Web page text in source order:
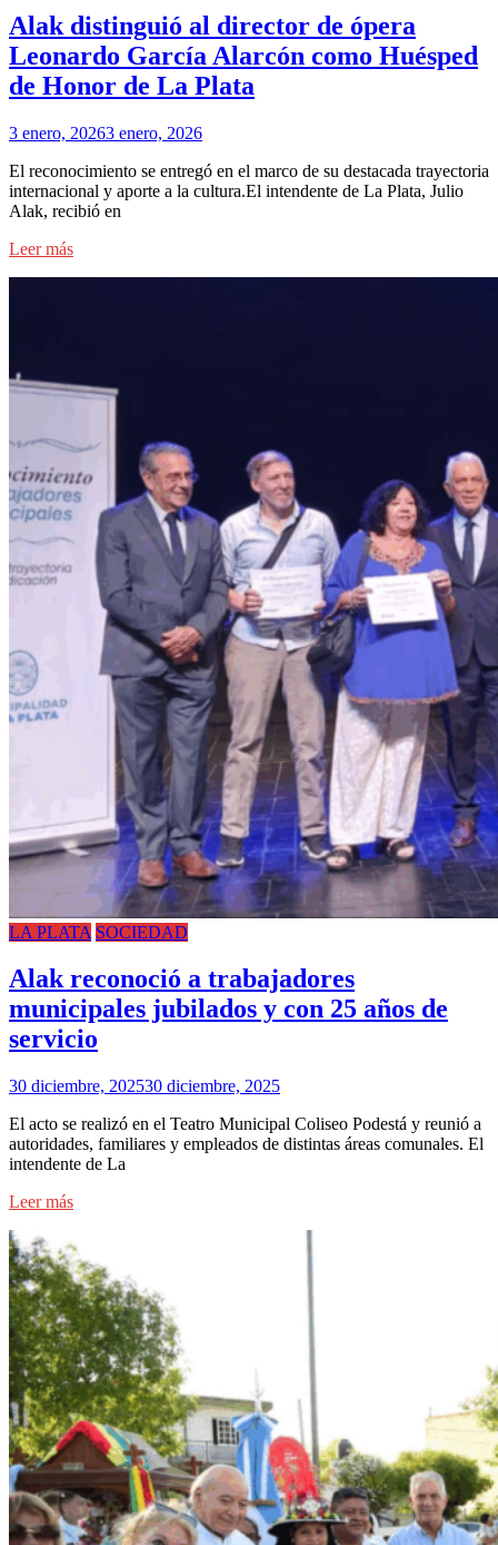
Alak distinguió al director de ópera
Leonardo García Alarcón como Huésped
de Honor de La Plata
3 enero, 20263 enero, 2026
El reconocimiento se entregó en el marco de su destacada trayectoria
internacional y aporte a la cultura.El intendente de La Plata, Julio
Alak, recibió en
Leer más
LA PLATA SOCIEDAD
Alak reconoció a trabajadores
municipales jubilados y con 25 años de
servicio
30 diciembre, 202530 diciembre, 2025
El acto se realizó en el Teatro Municipal Coliseo Podestá y reunió a
autoridades, familiares y empleados de distintas áreas comunales. El
intendente de La
Leer más